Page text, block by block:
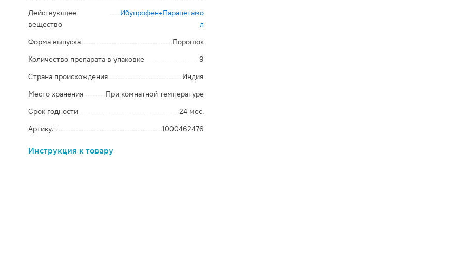
Действующее
вещество
Ибупрофен+Парацетамо
л
Форма выпуска Порошок
Количество препарата в упаковке 9
Страна происхождения Индия
Место хранения При комнатной температуре
Срок годности 24 мес.
Артикул 1000462476
Инструкция к товару